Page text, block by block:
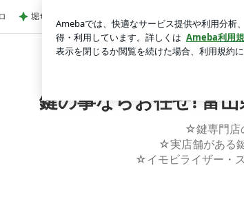
業 富山の鍵屋 | 鍵の事ならお任せ! 富山県の
堀ちえみ めちゃくちゃ遅めの夕飯
鍵の事ならお任せ! 富山
☆鍵専門店
☆実店舗がある
☆イモビライザー・